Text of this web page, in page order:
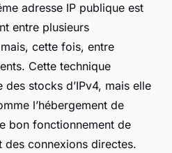
adresse IP publique est
entre plusieurs
cette fois, entre
Cette technique
stocks d’IPv4, mais elle
l’hébergement de
bon fonctionnement de
des connexions directes.